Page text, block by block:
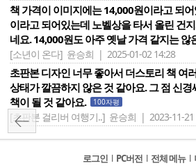
책 가격이 이미지에는 14,000원이라고 되
이라고 되어있는데 노벨상을 타서 올린 건
네요. 14,000원도 아주 옛날 가격 같지는 않
[소년이 온다] 윤승희 | 2025-01-02 14:28
초판본 디자인 너무 좋아서 더스토리 책 여
상태가 깔끔하지 않은 것 같아요. 그 점 신
책이 될 것 같아요.
100자평
[초판본 걸리버 여행기..] 윤승희 | 2023-11-21
로그인 l PC버전 l 전체 메뉴 l